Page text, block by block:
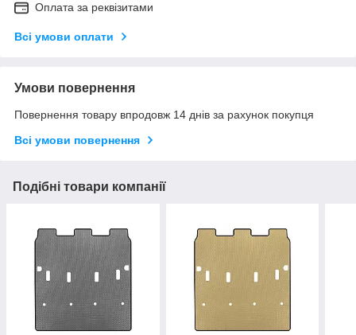
Оплата за реквізитами
Всі умови оплати
Умови повернення
Повернення товару впродовж 14 днів за рахунок покупця
Всі умови повернення
Подібні товари компанії